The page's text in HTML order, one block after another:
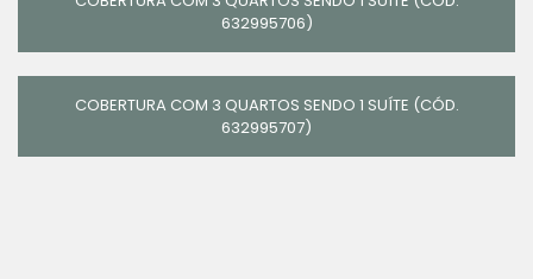
632995706)
COBERTURA COM 3 QUARTOS SENDO 1 SUÍTE (CÓD.
632995707)